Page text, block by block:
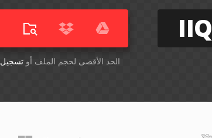
أسقِط الملفات هنا. 1 GB الحد الأقصى لحجم الملف أوتسجيل
IIQ